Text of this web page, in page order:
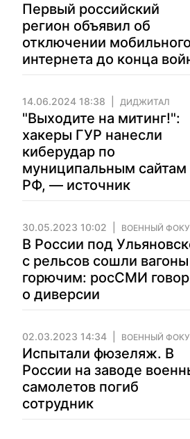
Первый российский
регион объявил об
отключении мобильного
интернета до конца
14.06.2024 18:38 ДИДЖИТАЛ
"Выходите на митинг!":
хакеры ГУР нанесли
киберудар по
муниципальным сайтам
РФ, — источник
30.05.2023 10:02 ВОЕННЫЙ
В России под
с рельсов сошли
горючим: росСМИ
о диверсии
02.03.2023 14:34 ВОЕННЫЙ
Испытали фюзеляж. В
России на заводе
самолетов погиб
сотрудник